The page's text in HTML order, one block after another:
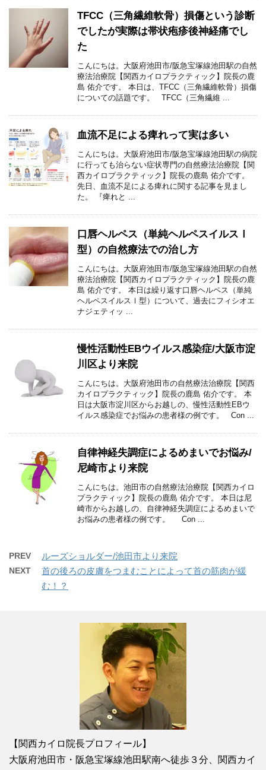
TFCC（三角繊維軟骨）損傷という診断
でしたが実際は帯状疱疹後神経痛でし
た
こんにちは。大阪府池田市/阪急宝塚線池田駅の自然
療法治療院【関西カイロプラクティック】院長の鹿
島 佑介です。 本日は、TFCC（三角繊維軟骨）損傷
についての話題です。 TFCC（三角繊維 ...
血流不足による痺れって実は多い
こんにちは。大阪府池田市/阪急宝塚線池田駅の病院
に行っても治らない症状専門の自然療法治療院【関
西カイロプラクティック】院長の鹿島 佑介です。
先日、血流不足による痺れに関する記事を見まし
た。 『痺れと ...
口唇ヘルペス（単純ヘルペスイルスⅠ
型）の自然療法での治し方
こんにちは。大阪府池田市/阪急宝塚線池田駅の自然
療法治療院【関西カイロプラクティック】院長の鹿
島 佑介です。 本日は繰り返す口唇ヘルペス（単純
ヘルペスイルスⅠ型）について、過去にフィシオエ
ナジェティッ ...
慢性活動性EBウイルス感染症/大阪市淀
川区より来院
こんにちは。大阪府池田市の自然療法治療院【関西
カイロプラクティック】院長の鹿島 佑介です。 本
日は大阪市淀川区からお越しの、慢性活動性EBウ
イルス感染症でお悩みの患者様の例です。 Con ...
自律神経失調症によるめまいでお悩み/
尼崎市より来院
こんにちは。池田市の自然療法治療院【関西カイロ
プラクティック】院長の鹿島 佑介です。 本日は尼
崎市からお越しの、自律神経失調症によるめまいで
お悩みの患者様の例です。 Con ...
PREV ルーズショルダー/池田市より来院
NEXT
首の後ろの皮膚をつまむことによって首の筋肉が緩
む！？
【関西カイロ院長プロフィール】
大阪府池田市・阪急宝塚線池田駅南へ徒歩３分、関西カイ